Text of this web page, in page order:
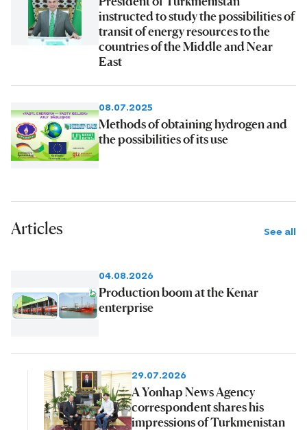
instructed to study the possibilities of
transit of energy resources to the
countries of the Middle and Near
East
08.07.2025
Methods of obtaining hydrogen and
the possibilities of its use
Articles See all
04.08.2026
Production boom at the Kenar
enterprise
29.07.2026
A Yonhap News Agency
correspondent shares his
impressions of Turkmenistan